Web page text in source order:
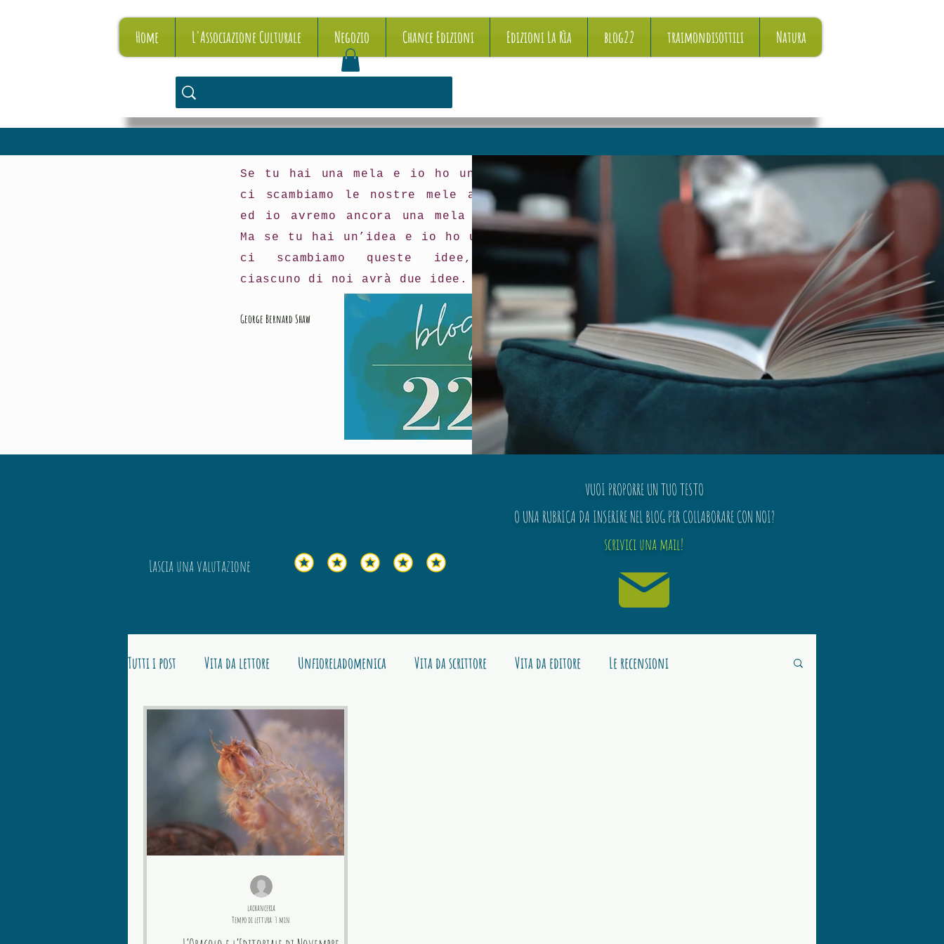
Home L'Associazione Culturale Negozio Chance Edizioni Edizioni La Rìa blog22 traimondisottili Natura
Se tu hai una mela e io ho una mela e
ci scambiamo le nostre mele allora tu
ed io avremo ancora una mela a testa.
Ma se tu hai un’idea e io ho un’idea e
ci scambiamo queste idee, allora
ciascuno di noi avrà due idee.
George Bernard Shaw
Lascia una valutazione
VUOI PROPORRE UN TUO TESTO
O UNA RUBRICA DA INSERIRE NEL BLOG PER COLLABORARE CON NOI?
scrivici una mail!
Tutti i post Vita da lettore Unfioreladomenica Vita da scrittore Vita da editore Le recensioni
lachanceria
Tempo di lettura: 3 min